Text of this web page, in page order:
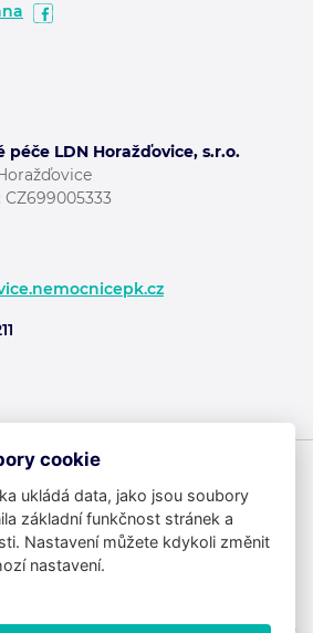
LDN Horažďovice, s.r.o.
CZ699005333
cookie
ukládá data, jako jsou soubory
základní funkčnost stránek a
Nastavení můžete kdykoli změnit
nastavení.